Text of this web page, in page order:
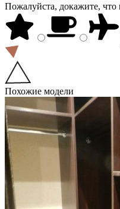
Пожалуйста, докажите, что
Похожие модели